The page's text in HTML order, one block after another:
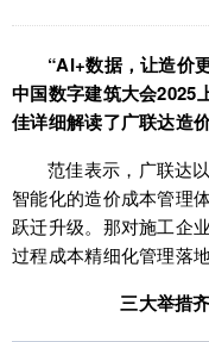
“AI+数据，让造价
中国数字建筑大会2025
佳详细解读了广联达造
范佳表示，广联达
智能化的造价成本管理
跃迁升级。那对施工企
过程成本精细化管理落
三大举措